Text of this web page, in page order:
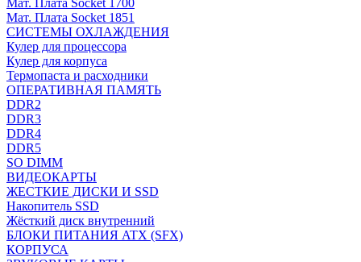
Мат. Плата Socket 1700
Мат. Плата Socket 1851
СИСТЕМЫ ОХЛАЖДЕНИЯ
Кулер для процессора
Кулер для корпуса
Термопаста и расходники
ОПЕРАТИВНАЯ ПАМЯТЬ
DDR2
DDR3
DDR4
DDR5
SO DIMM
ВИДЕОКАРТЫ
ЖЕСТКИЕ ДИСКИ И SSD
Накопитель SSD
Жёсткий диск внутренний
БЛОКИ ПИТАНИЯ ATX (SFX)
КОРПУСА